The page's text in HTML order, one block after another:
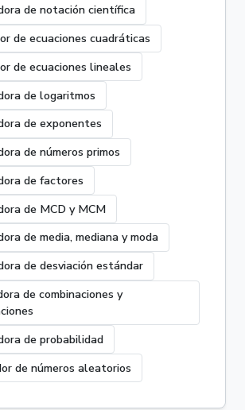
de notación científica
de ecuaciones cuadráticas
de ecuaciones lineales
de logaritmos
de exponentes
de números primos
de factores
de MCD y MCM
de media, mediana y moda
de desviación estándar
de combinaciones y
de probabilidad
de números aleatorios